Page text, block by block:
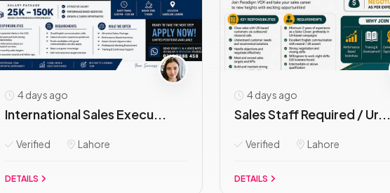
4 days ago
International Sales Execu...
Verified Lahore
DETAILS
4 days ago
Sales Staff Required / Ur...
Verified Lahore
DETAILS